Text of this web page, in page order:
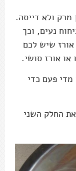
מרק ולא דייסה.
נעים, וכך
אורז שיש לכם
או אורז סושי.
פעם כדי
החלק השני